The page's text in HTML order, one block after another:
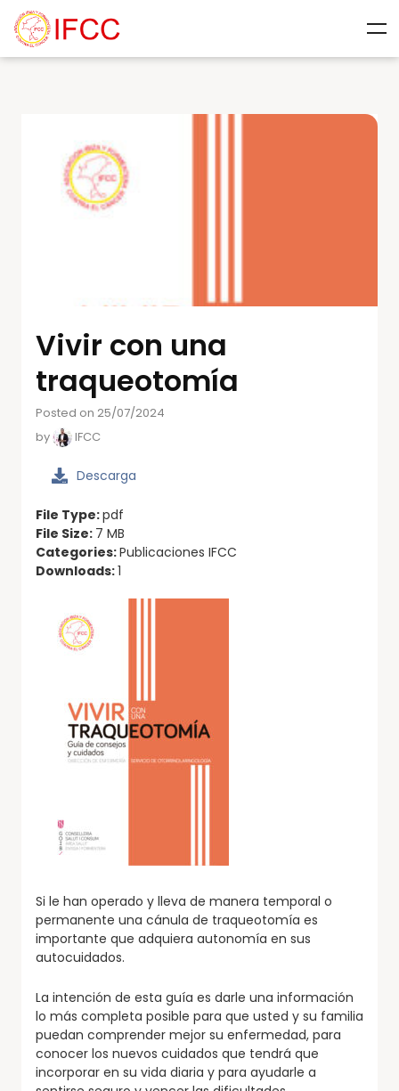
Vivir con una
traqueotomía
Posted on 25/07/2024
by
IFCC
Si le han operado y lleva de manera temporal o
permanente una cánula de traqueotomía es
importante que adquiera autonomía en sus
autocuidados.
La intención de esta guía es darle una información
lo más completa posible para que usted y su familia
puedan comprender mejor su enfermedad, para
conocer los nuevos cuidados que tendrá que
incorporar en su vida diaria y para ayudarle a
Descarga
File Type:pdf
File Size: 7 MB
Categories:Publicaciones IFCC
Downloads:1